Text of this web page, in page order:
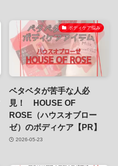
ボディケア悩み
ベタベタが苦手な人必
見！ HOUSE OF
ROSE（ハウスオブロー
ゼ）のボディケア【PR】
2026-05-23